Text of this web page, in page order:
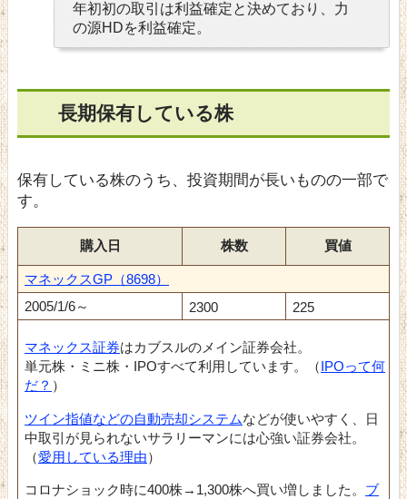
年初初の取引は利益確定と決めており、力
の源HDを利益確定。
長期保有している株
保有している株のうち、投資期間が長いものの一部で
す。
購入日 株数 買値
マネックスGP（8698）
2005/1/6～
2300 225
マネックス証券はカブスルのメイン証券会社。
単元株・ミニ株・IPOすべて利用しています。（IPOって何
だ？ ）
ツイン指値などの自動売却システムなどが使いやすく、日
中取引が見られないサラリーマンには心強い証券会社。
（愛用している理由）
コロナショック時に400株→1,300株へ買い増しました。 ブ